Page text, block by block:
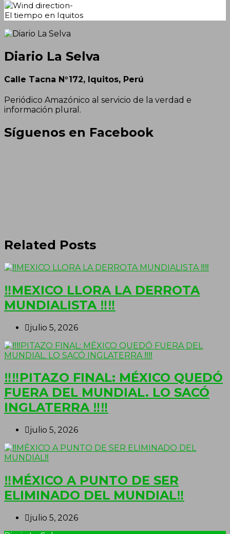
-
El tiempo en Iquitos
Diario La Selva
Calle Tacna N°172, Iquitos, Perú
Periódico Amazónico al servicio de la verdad e
información plural.
Síguenos en Facebook
Related Posts
‼MEXICO LLORA LA DERROTA
MUNDIALISTA ‼‼
julio 5, 2026
‼‼PITAZO FINAL: MÉXICO QUEDÓ
FUERA DEL MUNDIAL. LO SACÓ
INGLATERRA ‼‼
julio 5, 2026
‼MÉXICO A PUNTO DE SER
ELIMINADO DEL MUNDIAL‼
julio 5, 2026